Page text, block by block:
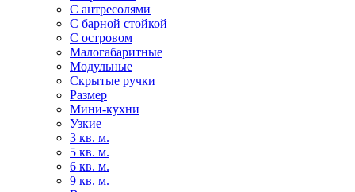
С антресолями
С барной стойкой
С островом
Малогабаритные
Модульные
Скрытые ручки
Размер
Мини-кухни
Узкие
3 кв. м.
5 кв. м.
6 кв. м.
9 кв. м.